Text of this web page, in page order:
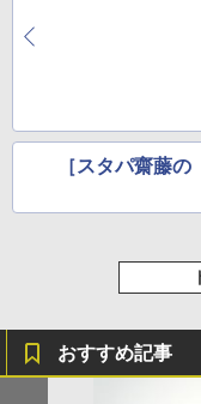
［スタパ齋藤
おすすめ記事